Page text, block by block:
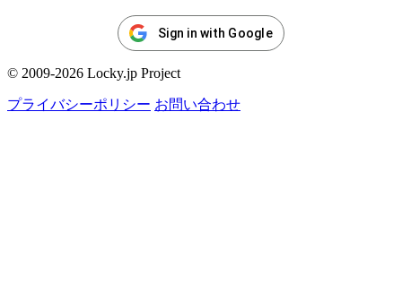
Sign in with Google
© 2009-2026 Locky.jp Project
プライバシーポリシー お問い合わせ